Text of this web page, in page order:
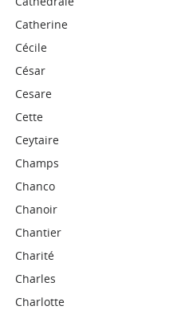
Catherine
Cécile
César
Cesare
Cette
Ceytaire
Champs
Chanco
Chanoir
Chantier
Charité
Charles
Charlotte